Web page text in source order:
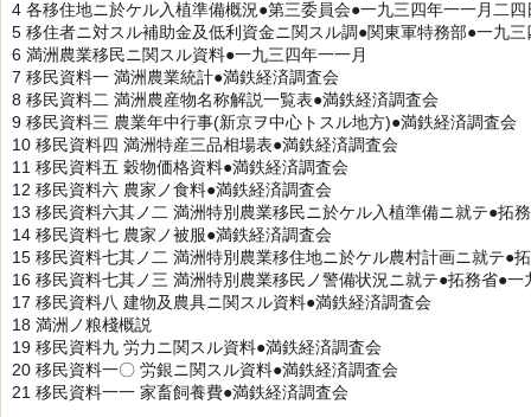
4 各移住地ニ於ケル入植準備概況●第三委員会●一九三四年一一月二四
5 移住者ニ対スル補助金及低利資金ニ関スル調●関東軍特務部●一九
6 満洲農業移民ニ関スル資料●一九三四年一一月
7 移民資料一 満洲農業統計●満鉄経済調査会
8 移民資料二 満洲農産物名称解説一覧表●満鉄経済調査会
9 移民資料三 農業年中行事(新京ヲ中心トスル地方)●満鉄経済調査会
10 移民資料四 満洲特産三品相場表●満鉄経済調査会
11 移民資料五 穀物価格資料●満鉄経済調査会
12 移民資料六 農家ノ食料●満鉄経済調査会
13 移民資料六其ノ二 満洲特別農業移民ニ於ケル入植準備ニ就テ●拓
14 移民資料七 農家ノ被服●満鉄経済調査会
15 移民資料七其ノ二 満洲特別農業移住地ニ於ケル農村計画ニ就テ●
16 移民資料七其ノ三 満洲特別農業移民ノ警備状況ニ就テ●拓務省●一
17 移民資料八 建物及農具ニ関スル資料●満鉄経済調査会
18 満洲ノ粮棧概説
19 移民資料九 労力ニ関スル資料●満鉄経済調査会
20 移民資料一〇 労銀ニ関スル資料●満鉄経済調査会
21 移民資料一一 家畜飼養費●満鉄経済調査会